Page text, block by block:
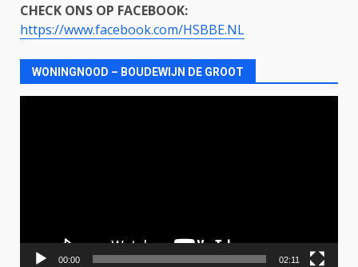
CHECK ONS OP FACEBOOK:
https://www.facebook.com/HSBBE.NL
WONINGNOOD – BOUDEWIJN DE GROOT
00:00 02:11